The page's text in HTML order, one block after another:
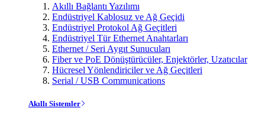
Akıllı Bağlantı Yazılımı
Endüstriyel Kablosuz ve Ağ Geçidi
Endüstriyel Protokol Ağ Geçitleri
Endüstriyel Tür Ethernet Anahtarları
Ethernet / Seri Aygıt Sunucuları
Fiber ve PoE Dönüştürücüler, Enjektörler, Uzatıcılar
Hücresel Yönlendiriciler ve Ağ Geçitleri
Serial / USB Communications
Akıllı Sistemler